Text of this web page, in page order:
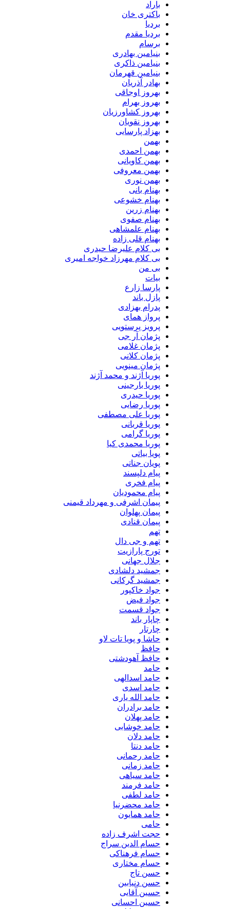
باکتری خان
بردیا مقدم
بنیامین بهادری
بنیامین ذاکری
بنیامین قهرمان
بهادر آذریان
بهروز اوجاقی
بهروز بهرام
بهروز کشاورزیان
بهروز نقویان
بهزاد پارسایی
بهمن احمدی
بهمن کاویانی
بهمن معروفی
بهمن نوری
بهنام بانی
بهنام خشوعی
بهنام زرین
بهنام صفوی
بهنام علمشاهی
بهنام قلی زاده
بی کلام علیرضا حیدری
بی کلام مهرزاد خواجه امیری
پارسا زارع
پازل باند
پدرام بهزادی
پرواز همای
پرویز پرستویی
پژمان آر جی
پژمان غلامی
پژمان کلانی
پژمان مینویی
پوریا آژند و محمد آژند
پوریا بارجینی
پوریا حیدری
پوریا رضایی
پوریا علی مصطفی
پوریا قربانی
پوریا گرامی
پوریا محمدی کیا
پویا بیاتی
پویان جناتی
پیام دلپسند
پیام فخری
پیام محمودیان
پیمان اشرفی و مهرداد قیمنی
پیمان پهلوان
پیمان قنادی
تهم و جی دال
تورج پارازیت
جلال جهانی
جمشید دلشادی
جمشید گرکانی
جواد خاکپور
جواد فیض
جواد قسمت
چاپار باند
حاشا و پویا تات لاو
حافظ آهودشتی
حامد اسدالهی
حامد اسدی
حامد الله یاری
حامد برادران
حامد پهلان
حامد خوشابی
حامد دلان
حامد دنتا
حامد رحمانی
حامد زمانی
حامد سیاهی
حامد فرمند
حامد لطفی
حامد محضرنیا
حامد همایون
حجت اشرف زاده
حسام الدین سراج
حسام فرهناکی
حسام مختاری
حسن تاج
حسن دنیابین
حسین آقایی
حسین احسانی